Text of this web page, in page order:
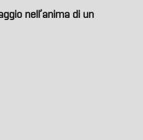
nell’anima di un